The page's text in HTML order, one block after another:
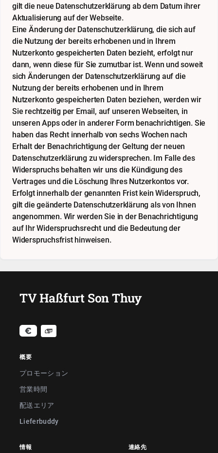
gilt die neue Datenschutzerklärung ab dem Datum ihrer
Aktualisierung auf der Webseite.
Eine Änderung der Datenschutzerklärung, die sich auf
die Nutzung der bereits erhobenen und in Ihrem
Nutzerkonto gespeicherten Daten bezieht, erfolgt nur
dann, wenn diese für Sie zumutbar ist. Wenn und soweit
sich Änderungen der Datenschutzerklärung auf die
Nutzung der bereits erhobenen und in Ihrem
Nutzerkonto gespeicherten Daten beziehen, werden wir
Sie rechtzeitig per Email, auf unseren Webseiten, in
unseren Apps oder in anderer Form benachrichtigen. Sie
haben das Recht innerhalb von sechs Wochen nach
Erhalt der Benachrichtigung der Geltung der neuen
Datenschutzerklärung zu widersprechen. Im Falle des
Widerspruchs behalten wir uns die Kündigung des
Vertrages und die Löschung Ihres Nutzerkontos vor.
Erfolgt innerhalb der genannten Frist kein Widerspruch,
gilt die geänderte Datenschutzerklärung als von Ihnen
angenommen. Wir werden Sie in der Benachrichtigung
auf Ihr Widerspruchsrecht und die Bedeutung der
Widerspruchsfrist hinweisen.
TV Haßfurt Son Thuy
概要
プロモーション
営業時間
配送エリア
Lieferbuddy
情報 連絡先